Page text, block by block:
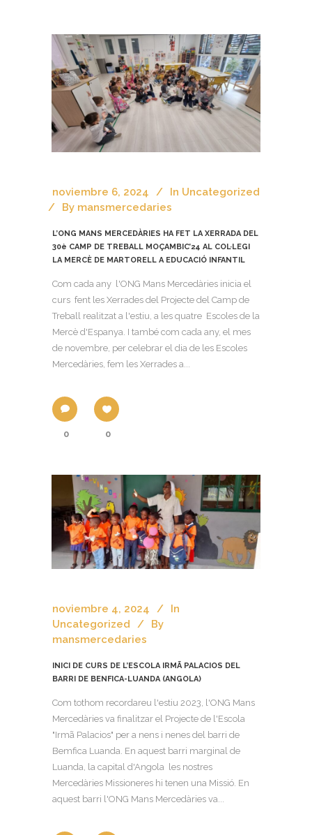
noviembre 6, 2024 In Uncategorized
By mansmercedaries
L’ONG MANS MERCEDÀRIES HA FET LA XERRADA DEL
30è CAMP DE TREBALL MOÇAMBIC’24 AL COL·LEGI
LA MERCÈ DE MARTORELL A EDUCACIÓ INFANTIL
Com cada any l'ONG Mans Mercedàries inicia el
curs fent les Xerrades del Projecte del Camp de
Treball realitzat a l'estiu, a les quatre Escoles de la
Mercè d'Espanya. I també com cada any, el mes
de novembre, per celebrar el dia de les Escoles
Mercedàries, fem les Xerrades a...
0 0
noviembre 4, 2024
In
Uncategorized
By
mansmercedaries
INICI DE CURS DE L’ESCOLA IRMÃ PALACIOS DEL
BARRI DE BENFICA-LUANDA (ANGOLA)
Com tothom recordareu l'estiu 2023, l'ONG Mans
Mercedàries va finalitzar el Projecte de l'Escola
"Irmã Palacios" per a nens i nenes del barri de
Bemfica Luanda. En aquest barri marginal de
Luanda, la capital d'Angola les nostres
Mercedàries Missioneres hi tenen una Missió. En
aquest barri l'ONG Mans Mercedàries va...